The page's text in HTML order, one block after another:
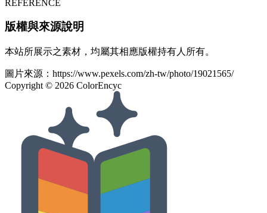
REFERENCE
版權與來源說明
本站所展示之素材，均屬其相應版權持有人所有。
圖片來源： https://www.pexels.com/zh-tw/photo/19021565/
Copyright © 2026 ColorEncyc